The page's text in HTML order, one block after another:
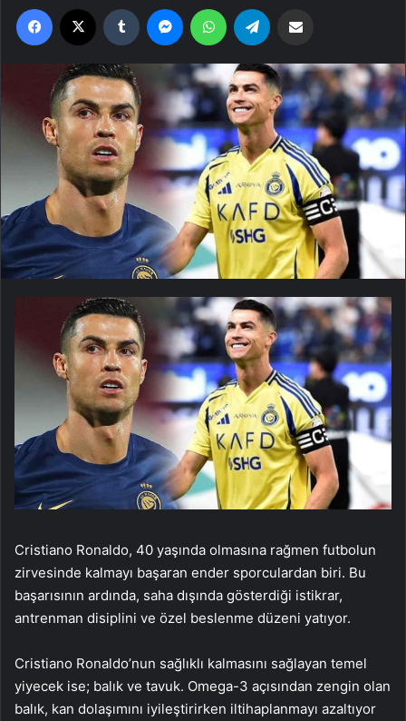
Facebook Tumblr MessengerWhatsApp
Cristiano Ronaldo, 40 yaşında olmasına rağmen futbolun
zirvesinde kalmayı başaran ender sporculardan biri. Bu
başarısının ardında, saha dışında gösterdiği istikrar,
antrenman disiplini ve özel beslenme düzeni yatıyor.
Cristiano Ronaldo’nun sağlıklı kalmasını sağlayan temel
yiyecek ise; balık ve tavuk. Omega-3 açısından zengin olan
balık, kan dolaşımını iyileştirirken iltihaplanmayı azaltıyor